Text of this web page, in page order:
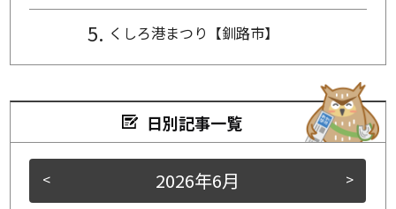
くしろ港まつり【釧路市】
日別記事一覧
< >
2026年6月